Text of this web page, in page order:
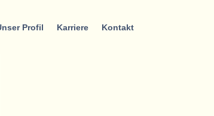
Profil Karriere Kontakt